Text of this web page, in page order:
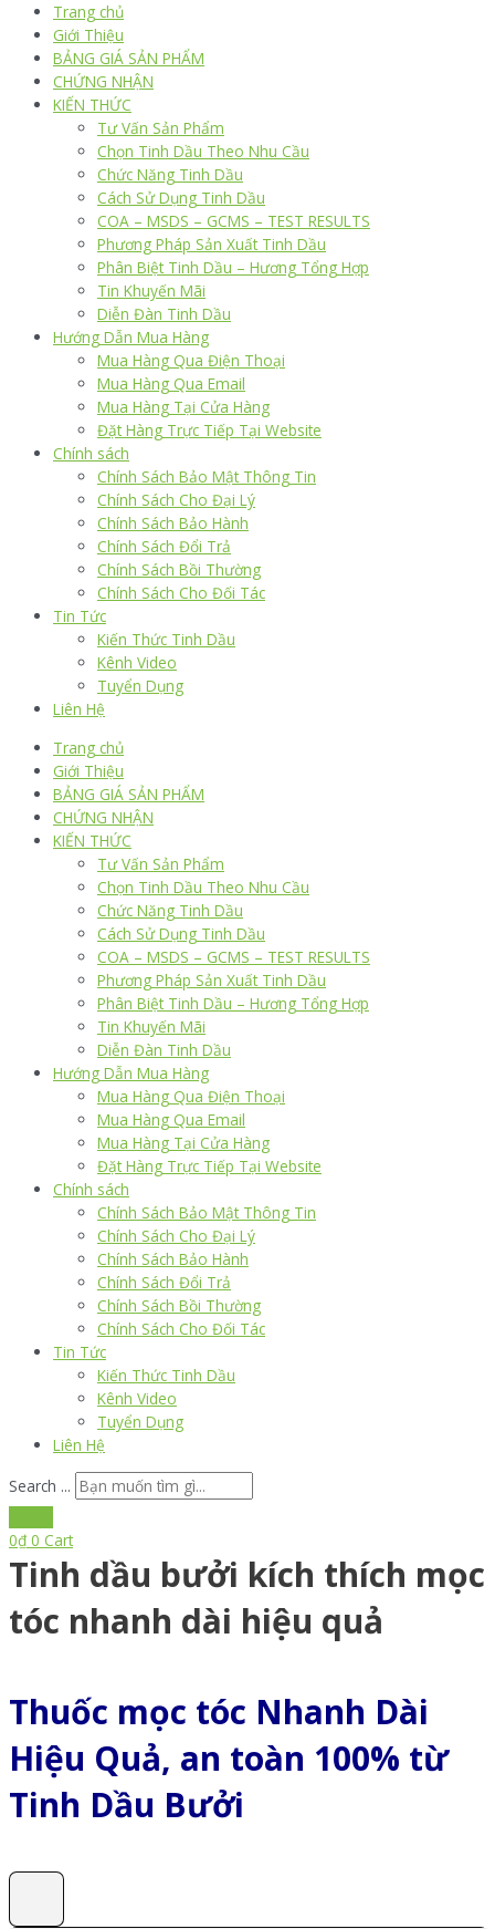
Trang chủ
Giới Thiệu
BẢNG GIÁ SẢN PHẨM
CHỨNG NHẬN
KIẾN THỨC
Tư Vấn Sản Phẩm
Chọn Tinh Dầu Theo Nhu Cầu
Chức Năng Tinh Dầu
Cách Sử Dụng Tinh Dầu
COA – MSDS – GCMS – TEST RESULTS
Phương Pháp Sản Xuất Tinh Dầu
Phân Biệt Tinh Dầu – Hương Tổng Hợp
Tin Khuyến Mãi
Diễn Đàn Tinh Dầu
Hướng Dẫn Mua Hàng
Mua Hàng Qua Điện Thoại
Mua Hàng Qua Email
Mua Hàng Tại Cửa Hàng
Đặt Hàng Trực Tiếp Tại Website
Chính sách
Chính Sách Bảo Mật Thông Tin
Chính Sách Cho Đại Lý
Chính Sách Bảo Hành
Chính Sách Đổi Trả
Chính Sách Bồi Thường
Chính Sách Cho Đối Tác
Tin Tức
Kiến Thức Tinh Dầu
Kênh Video
Tuyển Dụng
Liên Hệ
Trang chủ
Giới Thiệu
BẢNG GIÁ SẢN PHẨM
CHỨNG NHẬN
KIẾN THỨC
Tư Vấn Sản Phẩm
Chọn Tinh Dầu Theo Nhu Cầu
Chức Năng Tinh Dầu
Cách Sử Dụng Tinh Dầu
COA – MSDS – GCMS – TEST RESULTS
Phương Pháp Sản Xuất Tinh Dầu
Phân Biệt Tinh Dầu – Hương Tổng Hợp
Tin Khuyến Mãi
Diễn Đàn Tinh Dầu
Hướng Dẫn Mua Hàng
Mua Hàng Qua Điện Thoại
Mua Hàng Qua Email
Mua Hàng Tại Cửa Hàng
Đặt Hàng Trực Tiếp Tại Website
Chính sách
Chính Sách Bảo Mật Thông Tin
Chính Sách Cho Đại Lý
Chính Sách Bảo Hành
Chính Sách Đổi Trả
Chính Sách Bồi Thường
Chính Sách Cho Đối Tác
Tin Tức
Kiến Thức Tinh Dầu
Kênh Video
Tuyển Dụng
Liên Hệ
Search ...
0₫ 0 Cart
Tinh dầu bưởi kích thích mọc
tóc nhanh dài hiệu quả
Thuốc mọc tóc Nhanh Dài
Hiệu Quả, an toàn 100% từ
Tinh Dầu Bưởi